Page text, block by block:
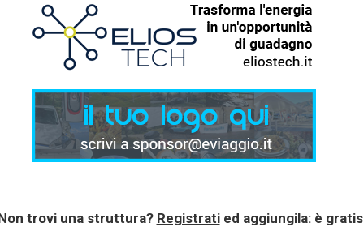
trovi una struttura? Registratied aggiungila: è